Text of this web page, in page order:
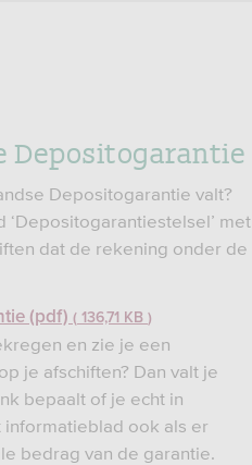
Depositogarantie
Depositogarantie valt?
met
dat de rekening onder de
(pdf) 136,71 KB
en zie je een
je afschiften? Dan valt je
bepaalt of je echt in
ook als er
bedrag van de garantie.